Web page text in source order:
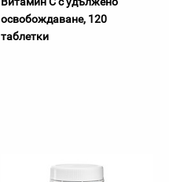
освобождаване, 120
таблетки